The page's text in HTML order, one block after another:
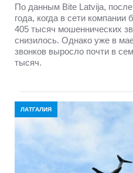
По данным Bite Latvija,
года, когда в сети
405 тысяч мошеннических
снизилось. Однако уже в
звонков выросло почти в
тысяч.
ЛАТГАЛИЯ